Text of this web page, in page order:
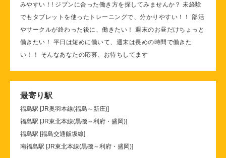
みやすい！! ジブンに合った働き方を探してみませんか？ 未経験
でもタブレットを使ったトレーニングで、分かりやすい！！ 部活
やサークルが終わった後に、働きたい！ 週末のお昼だけちょっと
働きたい！ 平日は短めに働いて、週末は長めの時間で働きた
い！！ そんなあなたの応募、お待ちしてます
最寄り駅
福島駅 [JR奥羽本線(福島～新庄)]
福島駅 [JR東北本線(黒磯～利府・盛岡)]
福島駅 [福島交通飯坂線]
南福島駅 [JR東北本線(黒磯～利府・盛岡)]